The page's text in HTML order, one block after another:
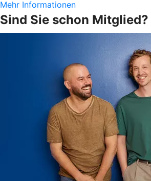
Mehr Informationen
Sind Sie schon Mitglied?